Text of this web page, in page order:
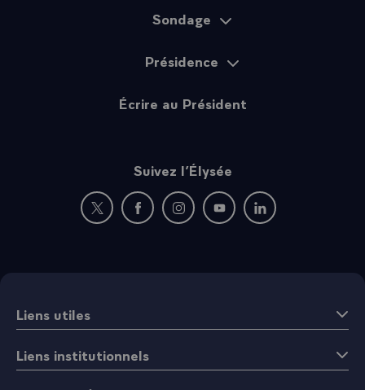
Sondage
Présidence
Écrire au Président
Suivez l’Élysée
Nouvelle fenêtre : rejoignez-nous sur Twitter
Nouvelle fenêtre : rejoignez-nous sur
Nouvelle fenêtre : rejoignez-nous
Nouvelle fenêtre :
Nouvelle fenêtre :
Liens utiles
Liens institutionnels